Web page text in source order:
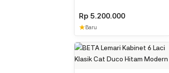
Rp 5.200.000
★Baru